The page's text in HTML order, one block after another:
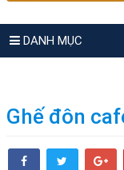
DANH MỤC
Ghế đôn